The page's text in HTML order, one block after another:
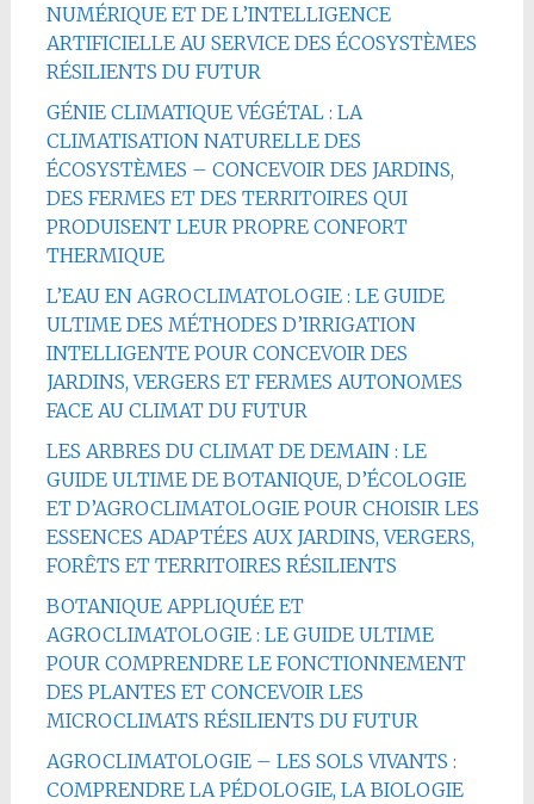
NUMÉRIQUE ET DE L’INTELLIGENCE
ARTIFICIELLE AU SERVICE DES ÉCOSYSTÈMES
RÉSILIENTS DU FUTUR
GÉNIE CLIMATIQUE VÉGÉTAL : LA
CLIMATISATION NATURELLE DES
ÉCOSYSTÈMES – CONCEVOIR DES JARDINS,
DES FERMES ET DES TERRITOIRES QUI
PRODUISENT LEUR PROPRE CONFORT
THERMIQUE
L’EAU EN AGROCLIMATOLOGIE : LE GUIDE
ULTIME DES MÉTHODES D’IRRIGATION
INTELLIGENTE POUR CONCEVOIR DES
JARDINS, VERGERS ET FERMES AUTONOMES
FACE AU CLIMAT DU FUTUR
LES ARBRES DU CLIMAT DE DEMAIN : LE
GUIDE ULTIME DE BOTANIQUE, D’ÉCOLOGIE
ET D’AGROCLIMATOLOGIE POUR CHOISIR LES
ESSENCES ADAPTÉES AUX JARDINS, VERGERS,
FORÊTS ET TERRITOIRES RÉSILIENTS
BOTANIQUE APPLIQUÉE ET
AGROCLIMATOLOGIE : LE GUIDE ULTIME
POUR COMPRENDRE LE FONCTIONNEMENT
DES PLANTES ET CONCEVOIR LES
MICROCLIMATS RÉSILIENTS DU FUTUR
AGROCLIMATOLOGIE – LES SOLS VIVANTS :
COMPRENDRE LA PÉDOLOGIE, LA BIOLOGIE